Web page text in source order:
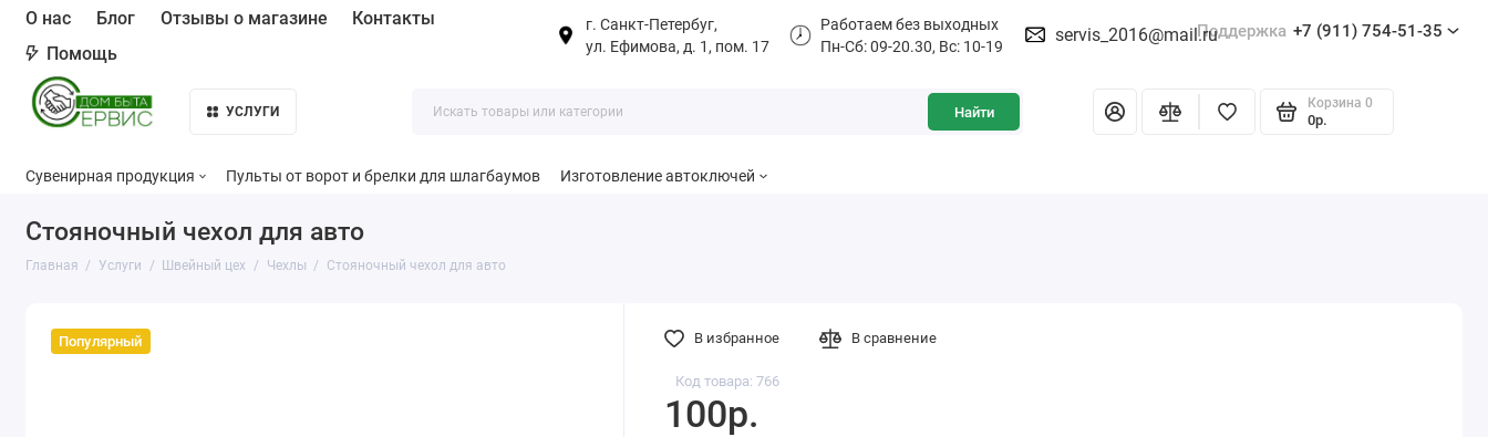
О нас Блог Отзывы о магазине
Контакты
Помощь
г. Санкт-Петербуг,
ул. Ефимова, д. 1, пом. 17
Работаем без выходных
Пн-Сб: 09-20.30, Вс: 10-19
servis_2016@mail.ruПоддержка +7 (911) 754-51-35
УСЛУГИ Найти
Корзина 0
0р.
Сувенирная продукция Пульты от ворот и брелки для шлагбаумов Изготовление автоключей
Стояночный чехол для авто
Главная Услуги Швейный цех Чехлы Стояночный чехол для авто
Популярный
Код товара: 766
100р.
В избранное В сравнение